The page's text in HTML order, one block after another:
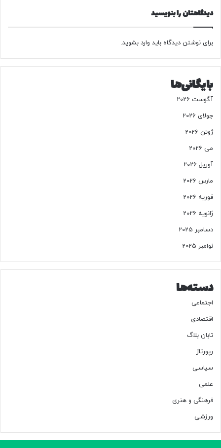
آ
ر
ی
ر
و
ی
دیدگاهتان را بنویسید
برای نوشتن دیدگاه باید وارد بشوید.
بایگانی‌ها
آگوست 2026
جولای 2026
ژوئن 2026
می 2026
آوریل 2026
مارس 2026
فوریه 2026
ژانویه 2026
دسامبر 2025
نوامبر 2025
دسته‌ها
اجتماعی
اقتصادی
تابان بلاگ
رپورتاژ
سیاسی
علمی
فرهنگی و هنری
ورزشی